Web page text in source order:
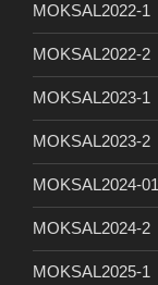
MOKSAL2022-1
MOKSAL2022-2
MOKSAL2023-1
MOKSAL2023-2
MOKSAL2024-01
MOKSAL2024-2
MOKSAL2025-1